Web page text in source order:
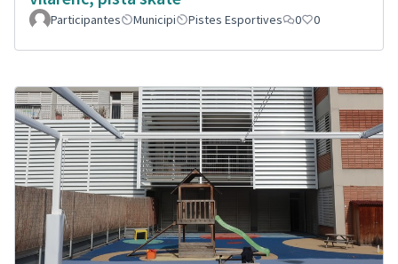
Participantes Municipi Pistes Esportives 0 0